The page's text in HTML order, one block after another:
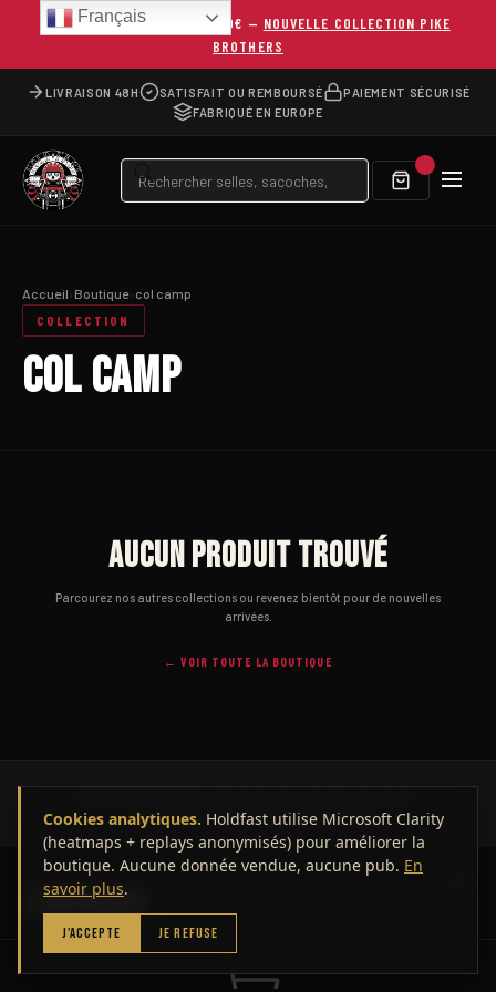
LIVRAISON OFFERTE DÈS 150€ — NOUVELLE COLLECTION PIKE
BROTHERS
LIVRAISON 48H SATISFAIT OU REMBOURSÉ
PAIEMENT SÉCURISÉ
FABRIQUÉ EN EUROPE
Recherche
produits
Accueil Boutique col camp
COLLECTION
COL CAMP
Aucun produit trouvé
Parcourez nos autres collections ou revenez bientôt pour de nouvelles
arrivées.
← VOIR TOUTE LA BOUTIQUE
CGVMentions légalesConfidentialité
Français
VOTRE PANIER
article(s)
Cookies analytiques. Holdfast utilise Microsoft Clarity
(heatmaps + replays anonymisés) pour améliorer la
boutique. Aucune donnée vendue, aucune pub. En
savoir plus.
J'ACCEPTE JE REFUSE